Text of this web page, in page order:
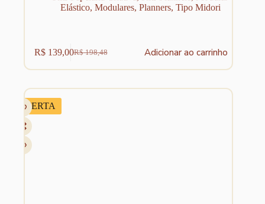
Elástico, Modulares, Planners, Tipo Midori
R$198,48
O
preço
era:
R$139,00O
preço
é:
Adicionar ao carrinho
OFERTA